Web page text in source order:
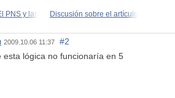
PNS y las Discusión sobre el artículo
2009.10.06 11:37
#2
esta lógica no funcionaría en 5